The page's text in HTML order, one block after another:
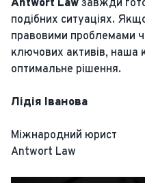
Antwort Law завжди
подібних ситуаціях.
правовими проблемами
ключових активів,
оптимальне рішення.
Лідія Іванова
Міжнародний юрист
Antwort Law